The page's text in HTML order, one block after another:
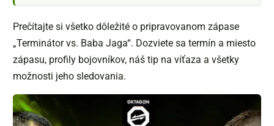
Prečítajte si všetko dôležité o pripravovanom zápase
„Terminátor vs. Baba Jaga“. Dozviete sa termín a miesto
zápasu, profily bojovníkov, náš tip na víťaza a všetky
možnosti jeho sledovania.